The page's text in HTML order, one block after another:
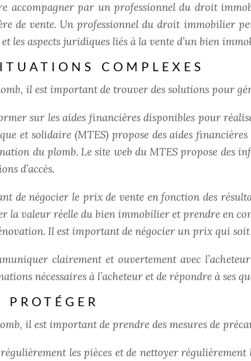
accompagner par un professionnel du droit
de vente. Un professionnel du droit immobilier
les aspects juridiques liés à la vente d’un bien
COMPLEXES
il est important de trouver des solutions pour
sur les aides financières disponibles pour
et solidaire (MTES) propose des aides
du plomb. Le site web du MTES propose des
d’accès.
de négocier le prix de vente en fonction des
la valeur réelle du bien immobilier et prendre en
Il est important de négocier un prix qui
clairement et ouvertement avec
nécessaires à l’acheteur et de répondre à ses
PROTÉGER
il est important de prendre des mesures de
les pièces et de nettoyer régulièrement